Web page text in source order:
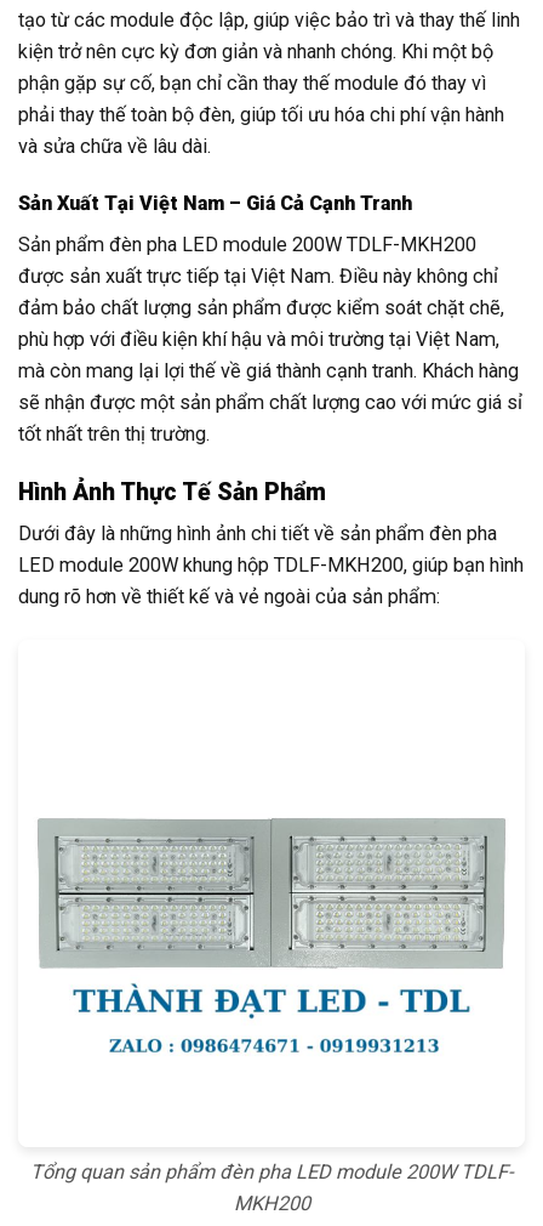
tạo từ các module độc lập, giúp việc bảo trì và thay thế linh
kiện trở nên cực kỳ đơn giản và nhanh chóng. Khi một bộ
phận gặp sự cố, bạn chỉ cần thay thế module đó thay vì
phải thay thế toàn bộ đèn, giúp tối ưu hóa chi phí vận hành
và sửa chữa về lâu dài.
Sản Xuất Tại Việt Nam – Giá Cả Cạnh Tranh
Sản phẩm đèn pha LED module 200W TDLF-MKH200
được sản xuất trực tiếp tại Việt Nam. Điều này không chỉ
đảm bảo chất lượng sản phẩm được kiểm soát chặt chẽ,
phù hợp với điều kiện khí hậu và môi trường tại Việt Nam,
mà còn mang lại lợi thế về giá thành cạnh tranh. Khách hàng
sẽ nhận được một sản phẩm chất lượng cao với mức giá sỉ
tốt nhất trên thị trường.
Hình Ảnh Thực Tế Sản Phẩm
Dưới đây là những hình ảnh chi tiết về sản phẩm đèn pha
LED module 200W khung hộp TDLF-MKH200, giúp bạn hình
dung rõ hơn về thiết kế và vẻ ngoài của sản phẩm:
Tổng quan sản phẩm đèn pha LED module 200W TDLF-
MKH200